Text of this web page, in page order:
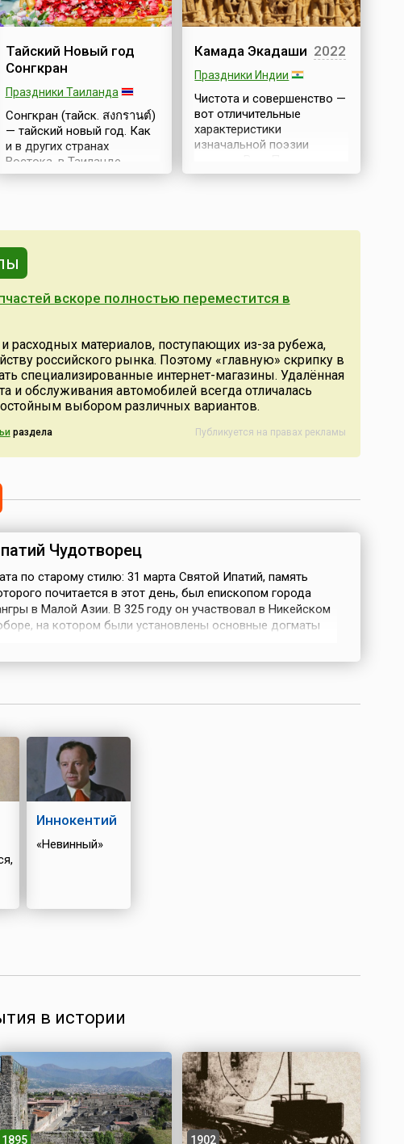
Тайский Новый год
Сонгкран
Праздники Таиланда
Сонгкран (тайск. สงกรานต์)
— тайский новый год. Как
и в других странах
Востока, в Таиланде
празднуют и европейский
несколько дней.
Официально Сонгкран
по 15 апреля, но по
от 11 до 18 апреля.
Местные жители называют
праздник Ван Со...
Камада Экадаши 2022
Праздники Индии
Чистота и совершенство —
вот отличительные
характеристики
изначальной поэзии
стихи-гимны,
«записаны» первые стихи
требовалась
письменность: гимны были
настолько совершенны,
что их нельзя было н...
вскоре полностью переместится в
расходных материалов, поступающих из-за рубежа,
российского рынка. Поэтому «главную» скрипку в
специализированные интернет-магазины. Удалённая
и обслуживания автомобилей всегда отличалась
выбором различных вариантов.
раздела Публикуется на правах рекламы
Чудотворец
по старому стилю: 31 марта Святой Ипатий, память
почитается в этот день, был епископом города
в Малой Азии. В 325 году он участвовал в Никейском
на котором были установлены основные догматы
Иннокентий
«Невинный»
в истории
1895 1902